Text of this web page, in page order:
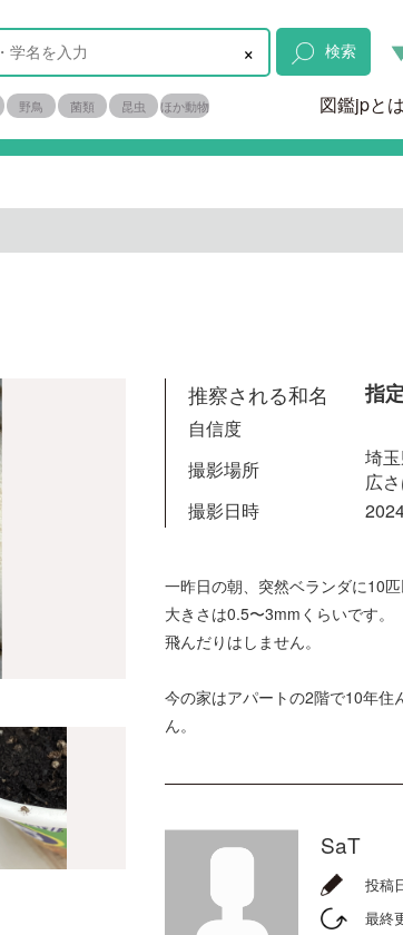
× 検索
野鳥 菌類 昆虫 ほか動物 図鑑jpと
推察される和名 指
自信度
撮影場所
埼
広
撮影日時
一昨日の朝、突然ベランダに10
大きさは0.5〜3mmくらいです。
飛んだりはしません。
今の家はアパートの2階で10年住
ん。
SaT
投稿
最終